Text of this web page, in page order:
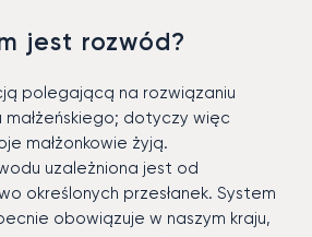
jest rozwód?
polegającą na rozwiązaniu
dotyczy więc
małżonkowie żyją.
uzależniona jest od
określonych przesłanek. System
obowiązuje w naszym kraju,